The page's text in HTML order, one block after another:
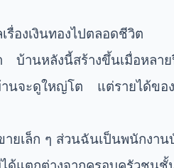
รื่องเงินทองไปตลอดชีวิต
บ้านหลังนี้สร้างขึ้นเมื่อหลา
นจะดูใหญ่โต แต่รายได้ของ
ยเล็ก ๆ ส่วนฉันเป็นพนักงา